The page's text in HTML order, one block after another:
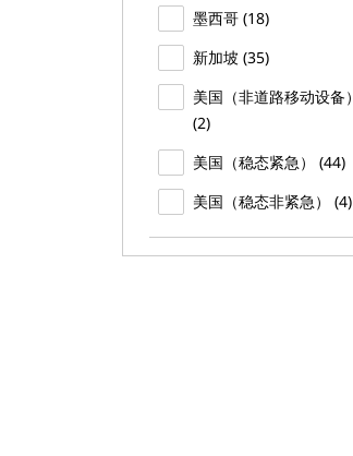
墨西哥 (18)
新加坡 (35)
美国（非道路移动设备）
(2)
美国（稳态紧急） (44)
美国（稳态非紧急） (4)